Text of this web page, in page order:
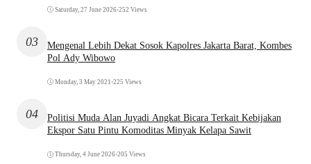
Saturday, 27 June 2026•252 Views
03
Mengenal Lebih Dekat Sosok Kapolres Jakarta Barat, Kombes
Pol Ady Wibowo
Monday, 3 May 2021 •225 Views
04
Politisi Muda Alan Juyadi Angkat Bicara Terkait Kebijakan
Ekspor Satu Pintu Komoditas Minyak Kelapa Sawit
Thursday, 4 June 2026•205 Views